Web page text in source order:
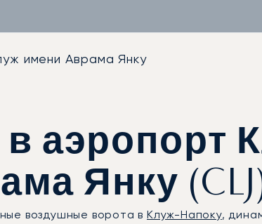
имени Аврама Янку
аэропорт
Янку
воздушные ворота в Клуж-Напоку,